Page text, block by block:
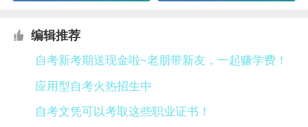
编辑推荐
自考新考期送现金啦~老朋带新友，一起赚学费！
应用型自考火热招生中
自考文凭可以考取这些职业证书！